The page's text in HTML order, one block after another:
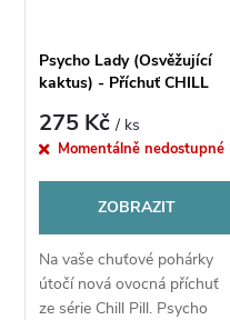
Psycho Lady (Osvěžující
kaktus) - Příchuť CHILL
275 Kč/ ks
Momentálně nedostupné
ZOBRAZIT
Na vaše chuťové pohárky
útočí nová ovocná příchuť
ze série Chill Pill. Psycho